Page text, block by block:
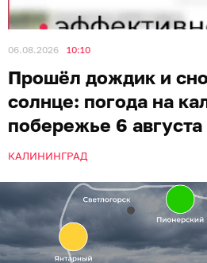
06.08.2026 10:10
Прошёл дождик и
солнце: погода на
побережье 6 августа
КАЛИНИНГРАД